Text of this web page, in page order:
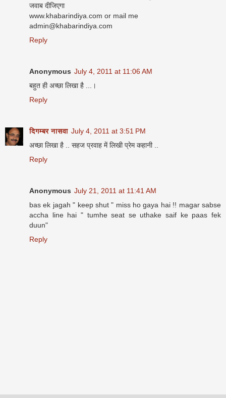
जवाब दीजिएगा
www.khabarindiya.com or mail me
admin@khabarindiya.com
Reply
Anonymous July 4, 2011 at 11:06 AM
बहुत ही अच्‍छा लिखा है ...।
Reply
दिगम्बर नासवा July 4, 2011 at 3:51 PM
अच्छा लिखा है .. सहज प्रवाह में लिखी प्रेम कहानी ..
Reply
Anonymous July 21, 2011 at 11:41 AM
bas ek jagah " keep shut " miss ho gaya hai !! magar sabse
accha line hai " tumhe seat se uthake saif ke paas fek
duun"
Reply